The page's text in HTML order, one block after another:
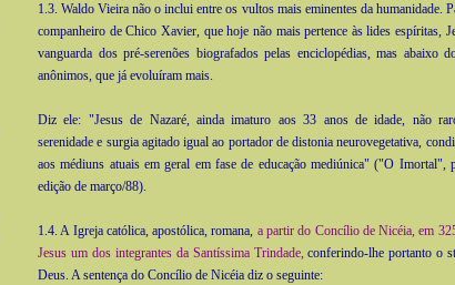
1.3. Waldo Vieira não o inclui entre os vultos mais eminentes da humanidade.
companheiro de Chico Xavier, que hoje não mais pertence às lides espíritas,
vanguarda dos pré-serenões biografados pelas enciclopédias, mas abaixo
anônimos, que já evoluíram mais.
Diz ele: "Jesus de Nazaré, ainda imaturo aos 33 anos de idade, não
serenidade e surgia agitado igual ao portador de distonia neurovegetativa,
aos médiuns atuais em geral em fase de educação mediúnica" ("O Imortal",
edição de março/88).
1.4. A Igreja católica, apostólica, romana, a partir do Concílio de Nicéia, em
Jesus um dos integrantes da Santíssima Trindade, conferindo-lhe portanto o
Deus. A sentença do Concílio de Nicéia diz o seguinte: